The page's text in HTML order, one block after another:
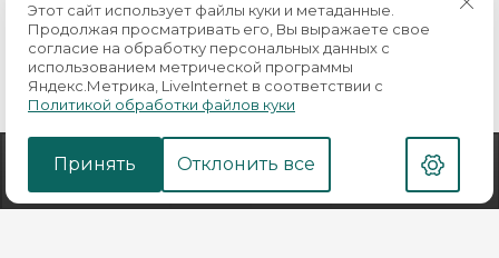
Этот сайт использует файлы куки и метаданные.
Продолжая просматривать его, Вы выражаете свое
согласие на обработку персональных данных с
использованием метрической программы
Яндекс.Метрика, LiveInternet в соответствии с
Политикой обработки файлов куки
Принять Отклонить все